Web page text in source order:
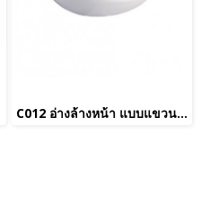
C012 อ่างล้างหน้า แบบแขวนผนัง รุ่น KENSINGTON 22"_ยกเลิกการผลิต